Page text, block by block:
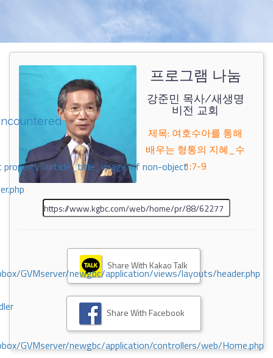
property 'airticle_title_image' of non-object
GVMserver/newgbc/application/views/layouts/header.php
GVMserver/newgbc/application/controllers/web/Home.php
프로그램 나눔
강준민 목사/새생명
비전 교회
제목: 여호수아를 통해
배우는 형통의 지혜_수
1:7-9
Share With Kakao Talk
Share With Facebook